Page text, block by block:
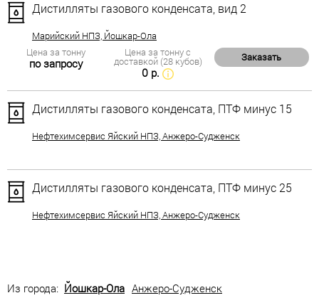
Дистилляты газового конденсата, вид 2
Марийский НПЗ, Йошкар-Ола
Цена за тонну
по запросу
Цена за тонну с
доставкой (28 кубов)
0 р.
Заказать
Дистилляты газового конденсата, ПТФ минус 15
Нефтехимсервис Яйский НПЗ, Анжеро-Судженск
Дистилляты газового конденсата, ПТФ минус 25
Нефтехимсервис Яйский НПЗ, Анжеро-Судженск
Из города: Йошкар-Ола Анжеро-Судженск